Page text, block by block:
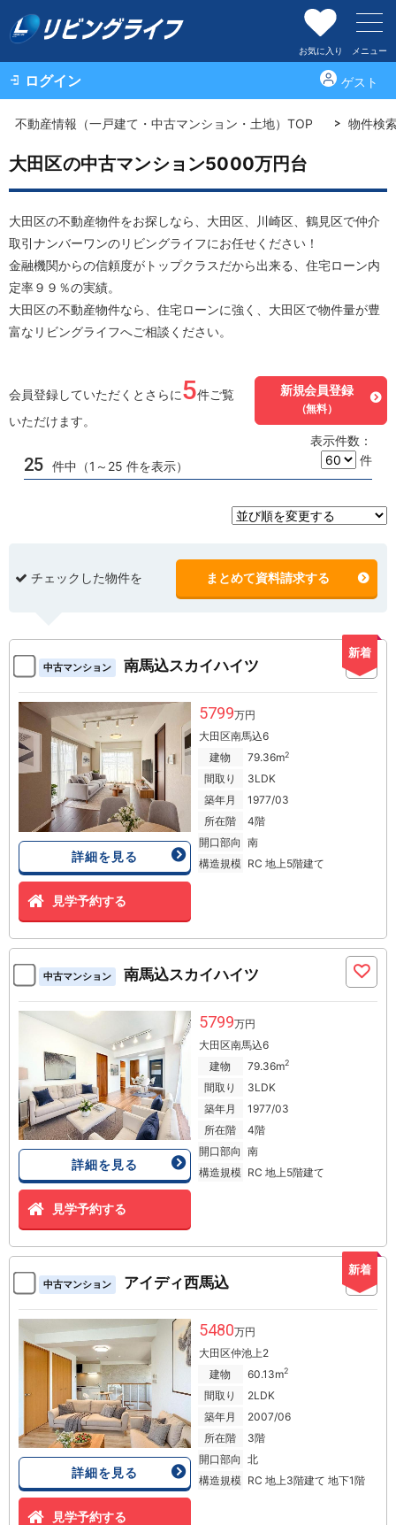
お気に入り メニュー
ログイン ゲスト
不動産情報（一戸建て・中古マンション・土地）TOP 物件検
大田区の中古マンション5000万円台
大田区の不動産物件をお探しなら、大田区、川崎区、鶴見区で仲介
取引ナンバーワンのリビングライフにお任せください！
金融機関からの信頼度がトップクラスだから出来る、住宅ローン内
定率９９％の実績。
大田区の不動産物件なら、住宅ローンに強く、大田区で物件量が豊
富なリビングライフへご相談ください。
会員登録していただくとさらに5件ご覧
いただけます。
新規会員登録
（無料）
25 件中（1～25 件を表示）
表示件数：
件
チェックした物件を まとめて資料請求する
新着
中古マンション 南馬込スカイハイツ
詳細を見る
見学予約する
5799万円
大田区南馬込6
建物
79.36m2
間取り
3LDK
築年月
1977/03
所在階
4階
開口部向 南
構造規模 RC 地上5階建て
中古マンション 南馬込スカイハイツ
詳細を見る
見学予約する
5799万円
大田区南馬込6
建物
79.36m2
間取り
3LDK
築年月
1977/03
所在階
4階
開口部向 南
構造規模 RC 地上5階建て
新着
中古マンション アイディ西馬込
詳細を見る
見学予約する
5480万円
大田区仲池上2
建物
60.13m2
間取り
2LDK
築年月
2007/06
所在階
3階
開口部向 北
構造規模 RC 地上3階建て 地下1階